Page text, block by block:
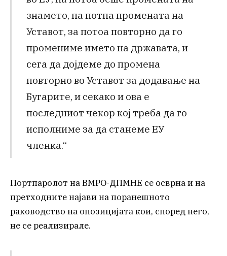
знамето, па потпа промената на
Уставот, за потоа повторно да го
промениме името на државата, и
сега да дојдеме до промена
повторно во Уставот за додавање на
Бугарите, и секако и ова е
последниот чекор кој треба да го
исполниме за да станеме ЕУ
членка.“
Портпаролот на ВМРО-ДПМНЕ се осврна и на
претходните најави на поранешното
раководство на опозицијата кои, според него,
не се реализирале.